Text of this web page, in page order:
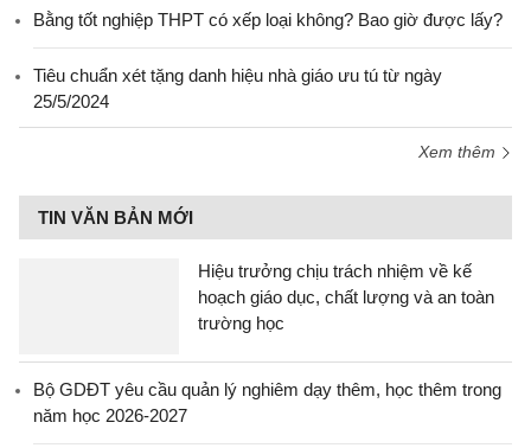
Bằng tốt nghiệp THPT có xếp loại không? Bao giờ được lấy?
Tiêu chuẩn xét tặng danh hiệu nhà giáo ưu tú từ ngày
25/5/2024
Xem thêm
TIN VĂN BẢN MỚI
Hiệu trưởng chịu trách nhiệm về kế
hoạch giáo dục, chất lượng và an toàn
trường học
Bộ GDĐT yêu cầu quản lý nghiêm dạy thêm, học thêm trong
năm học 2026-2027